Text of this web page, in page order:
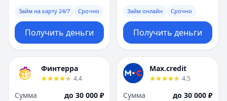
Займ на карту 24/7 Срочно
Получить деньги
Займ онлайн Срочно
Получить деньги
Финтерра
4.4
Сумма
до 30 000 ₽
Max.credit
4.5
Сумма
до 30 000 ₽